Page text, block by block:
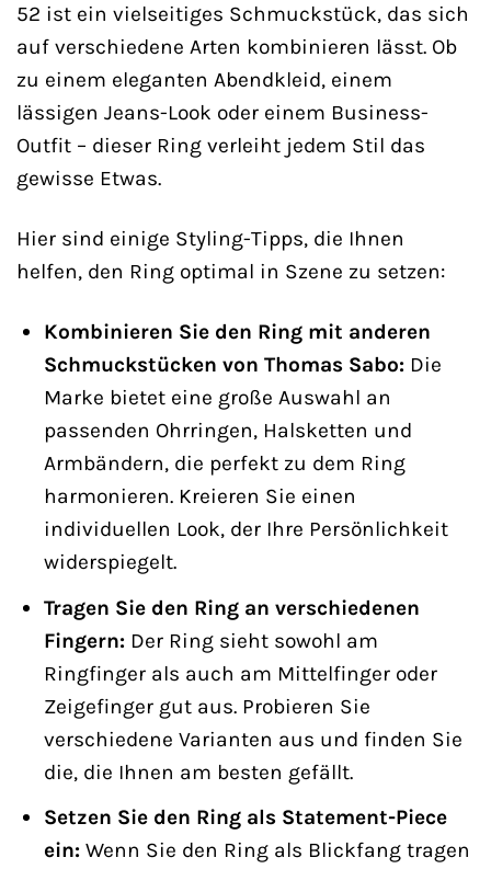
52 ist ein vielseitiges Schmuckstück, das sich
auf verschiedene Arten kombinieren lässt. Ob
zu einem eleganten Abendkleid, einem
lässigen Jeans-Look oder einem Business-
Outfit – dieser Ring verleiht jedem Stil das
gewisse Etwas.
Hier sind einige Styling-Tipps, die Ihnen
helfen, den Ring optimal in Szene zu setzen:
Kombinieren Sie den Ring mit anderen
Schmuckstücken von Thomas Sabo:Die
Marke bietet eine große Auswahl an
passenden Ohrringen, Halsketten und
Armbändern, die perfekt zu dem Ring
harmonieren. Kreieren Sie einen
individuellen Look, der Ihre Persönlichkeit
widerspiegelt.
Tragen Sie den Ring an verschiedenen
Fingern:Der Ring sieht sowohl am
Ringfinger als auch am Mittelfinger oder
Zeigefinger gut aus. Probieren Sie
verschiedene Varianten aus und finden Sie
die, die Ihnen am besten gefällt.
Setzen Sie den Ring als Statement-Piece
ein:Wenn Sie den Ring als Blickfang tragen